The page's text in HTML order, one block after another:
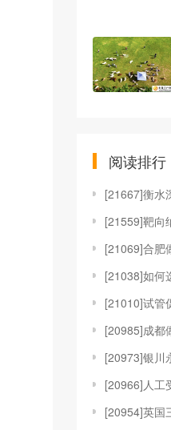
阅读排行
[21667]衡水
[21559]靶向
[21069]合肥做三代
[21038]如何选择三
[21010]试管促排取
[20985]成都做
[20973]银川
[20966]人工受精与
[20954]英国三